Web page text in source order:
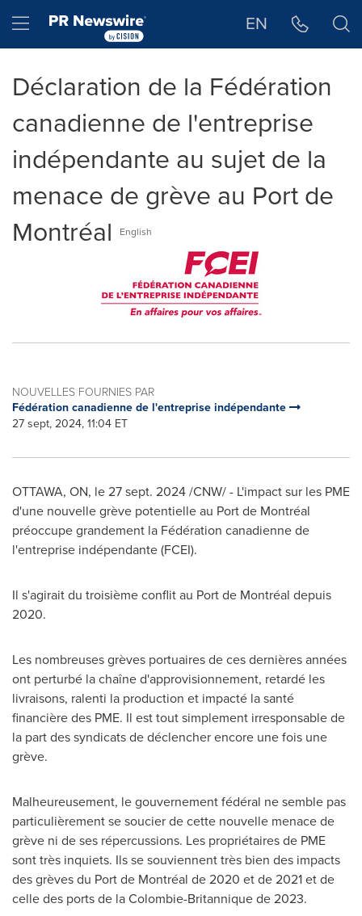
Hamburger menu EN
Déclaration de la Fédération
canadienne de l'entreprise
indépendante au sujet de la
menace de grève au Port de
Montréal
English
NOUVELLES FOURNIES PAR
Fédération canadienne de l'entreprise indépendante
27 sept, 2024, 11:04 ET
OTTAWA, ON, le27 sept. 2024/CNW/ - L'impact sur les PME
d'une nouvelle grève potentielle au Port de Montréal
préoccupe grandement la Fédération canadienne de
l'entreprise indépendante (FCEI).
Il s'agirait du troisième conflit au Port de Montréal depuis
2020.
Les nombreuses grèves portuaires de ces dernières années
ont perturbé la chaîne d'approvisionnement, retardé les
livraisons, ralenti la production et impacté la santé
financière des PME. Il est tout simplement irresponsable de
la part des syndicats de déclencher encore une fois une
grève.
Malheureusement, le gouvernement fédéral ne semble pas
particulièrement se soucier de cette nouvelle menace de
grève ni de ses répercussions. Les propriétaires de PME
sont très inquiets. Ils se souviennent très bien des impacts
des grèves du Port de Montréal de2020 etde2021 etde
celle des ports de la Colombie-Britannique de 2023.